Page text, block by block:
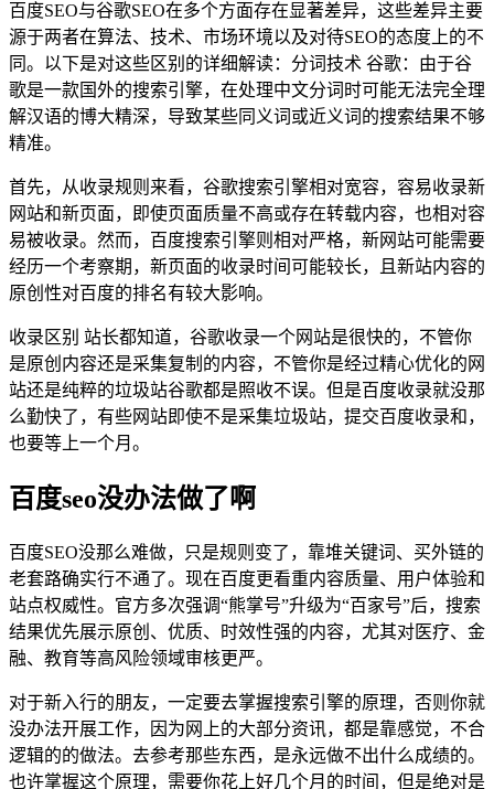
百度SEO与谷歌SEO在多个方面存在显著差异，这些差异主要
源于两者在算法、技术、市场环境以及对待SEO的态度上的不
同。以下是对这些区别的详细解读：分词技术 谷歌：由于谷
歌是一款国外的搜索引擎，在处理中文分词时可能无法完全理
解汉语的博大精深，导致某些同义词或近义词的搜索结果不够
精准。
首先，从收录规则来看，谷歌搜索引擎相对宽容，容易收录新
网站和新页面，即使页面质量不高或存在转载内容，也相对容
易被收录。然而，百度搜索引擎则相对严格，新网站可能需要
经历一个考察期，新页面的收录时间可能较长，且新站内容的
原创性对百度的排名有较大影响。
收录区别 站长都知道，谷歌收录一个网站是很快的，不管你
是原创内容还是采集复制的内容，不管你是经过精心优化的网
站还是纯粹的垃圾站谷歌都是照收不误。但是百度收录就没那
么勤快了，有些网站即使不是采集垃圾站，提交百度收录和，
也要等上一个月。
百度seo没办法做了啊
百度SEO没那么难做，只是规则变了，靠堆关键词、买外链的
老套路确实行不通了。现在百度更看重内容质量、用户体验和
站点权威性。官方多次强调“熊掌号”升级为“百家号”后，搜索
结果优先展示原创、优质、时效性强的内容，尤其对医疗、金
融、教育等高风险领域审核更严。
对于新入行的朋友，一定要去掌握搜索引擎的原理，否则你就
没办法开展工作，因为网上的大部分资讯，都是靠感觉，不合
逻辑的的做法。去参考那些东西，是永远做不出什么成绩的。
也许掌握这个原理，需要你花上好几个月的时间，但是绝对是